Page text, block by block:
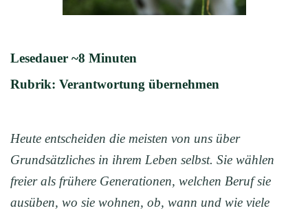
Lesedauer ~8 Minuten
Rubrik: Verantwortung übernehmen
Heute entscheiden die meisten von uns über
Grundsätzliches in ihrem Leben selbst. Sie wählen
freier als frühere Generationen, welchen Beruf sie
ausüben, wo sie wohnen, ob, wann und wie viele